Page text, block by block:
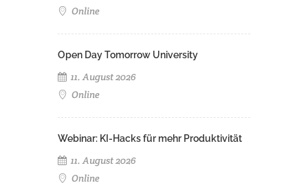
Online
Open Day Tomorrow University
11. August 2026
Online
Webinar: KI-Hacks für mehr Produktivität
11. August 2026
Online